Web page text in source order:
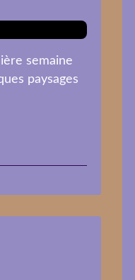
semaine
paysages